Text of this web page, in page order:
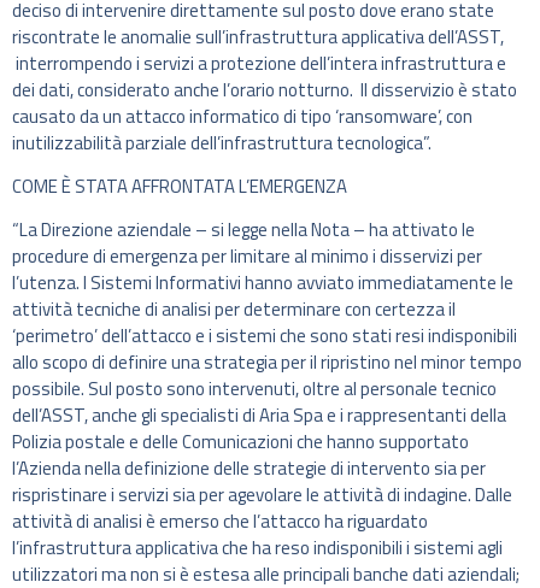
deciso di intervenire direttamente sul posto dove erano state
riscontrate le anomalie sull’infrastruttura applicativa dell’ASST,
interrompendo i servizi a protezione dell’intera infrastruttura e
dei dati, considerato anche l’orario notturno. Il disservizio è stato
causato da un attacco informatico di tipo ‘ransomware’, con
inutilizzabilità parziale dell’infrastruttura tecnologica”.
COME È STATA AFFRONTATA L’EMERGENZA
“La Direzione aziendale – si legge nella Nota – ha attivato le
procedure di emergenza per limitare al minimo i disservizi per
l’utenza. I Sistemi Informativi hanno avviato immediatamente le
attività tecniche di analisi per determinare con certezza il
‘perimetro’ dell’attacco e i sistemi che sono stati resi indisponibili
allo scopo di definire una strategia per il ripristino nel minor tempo
possibile. Sul posto sono intervenuti, oltre al personale tecnico
dell’ASST, anche gli specialisti di Aria Spa e i rappresentanti della
Polizia postale e delle Comunicazioni che hanno supportato
l’Azienda nella definizione delle strategie di intervento sia per
rispristinare i servizi sia per agevolare le attività di indagine. Dalle
attività di analisi è emerso che l’attacco ha riguardato
l’infrastruttura applicativa che ha reso indisponibili i sistemi agli
utilizzatori ma non si è estesa alle principali banche dati aziendali;